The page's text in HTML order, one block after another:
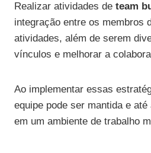
Realizar atividades de team
integração entre os membros
atividades, além de serem
vínculos e melhorar a
Ao implementar essas
equipe pode ser mantida e
em um ambiente de trabalho